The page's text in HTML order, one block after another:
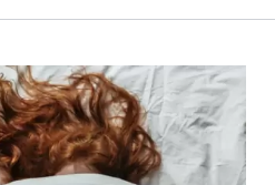
nostaliga?